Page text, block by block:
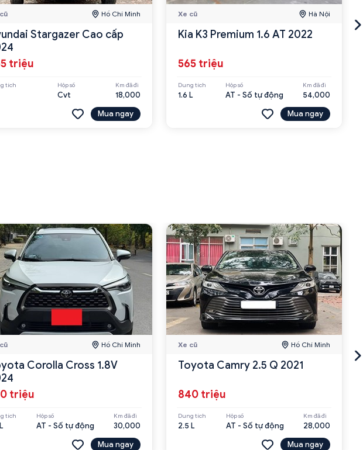
Hồ Chí Minh
Stargazer Cao cấp
triệu
tích Hộp số
Cvt
Km đã đi
18,000
Mua ngay
Xe cũ Hà Nội
Kia K3 Premium 1.6 AT 2022
565 triệu
Dung tích
1.6 L
Hộp số
AT - Số tự động
Km đã đi
54,000
Mua ngay
Hồ Chí Minh
Corolla Cross 1.8V
triệu
tích Hộp số
AT - Số tự động
Km đã đi
30,000
Mua ngay
Xe cũ Hồ Chí Minh
Toyota Camry 2.5 Q 2021
840 triệu
Dung tích
2.5 L
Hộp số
AT - Số tự động
Km đã đi
28,000
Mua ngay